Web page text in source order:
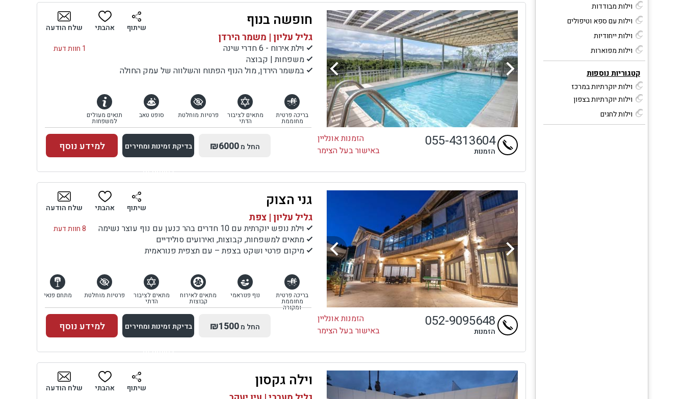
וילות מבודדות
וילות עם ספא וטיפולים
וילות ייחודיות
וילות מפוארות
קטגוריות נוספות
וילות יוקרתיות במרכז
וילות יוקרתיות בצפון
וילות לחגים
בדיקת זמינות ומחירים חופשה בנוף
גליל עליון | משמר הירדן
1 חוות דעת
וילת אירוח - 6 חדרי שינה
משפחות | קבוצה
במשמר הירדן, מול הנוף הפתוח והשלווה של עמק החולה
שיתוף אהבתי שלח הודעה
בריכה פרטית
מחוממת
מתאים לציבור
הדתי
פרטיות מוחלטת סופט טאב תנאים מעולים
למשפחות
הזמנות אונליין
באישור בעל הצימר
055-4313604
הזמנות החל מ₪6000 בדיקת זמינות ומחירים
למתחם זה
בדיקת זמינות ומחירים
למידע נוסף
גני הצוק
גליל עליון | צפת
8 חוות דעת
וילת נופש יוקרתית עם 10 חדרים בהר כנען עם נוף עוצר נשימה
מתאים למשפחות, קבוצות, ואירועים סולידיים
מיקום פרטי ושקט בצפת – עם תצפית פנוראמית
שיתוף אהבתי שלח הודעה
בריכה פרטית
מחוממת
ומקורה
נוף פנוראמי מתאים לאירוח
קבוצות
מתאים לציבור
הדתי
פרטיות מוחלטת מתחם פנאי
הזמנות אונליין
באישור בעל הצימר
052-9095648
הזמנות החל מ₪1500 בדיקת זמינות ומחירים
למתחם זה
בדיקת זמינות ומחירים
למידע נוסף
וילה גקסון שיתוף אהבתי שלח הודעה